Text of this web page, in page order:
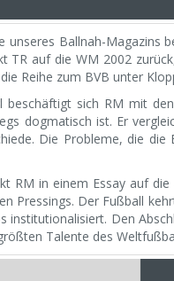
unseres Ballnah-Magazins
TR auf die WM 2002
Reihe zum BVB unter
beschäftigt sich RM mit
dogmatisch ist. Er
Die Probleme, die
RM in einem Essay auf
Pressings. Der Fußball
institutionalisiert. Den
Talente des